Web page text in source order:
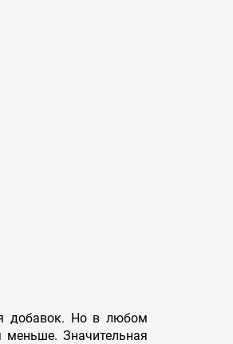
добавок. Но в любом
меньше. Значительная